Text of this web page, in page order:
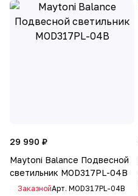
29 990 ₽
Maytoni Balance Подвесной
светильник MOD317PL-04B
ЗаказнойАрт. MOD317PL-04B